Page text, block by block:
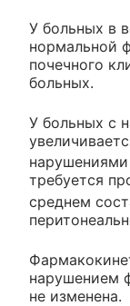
У больных в
нормальной
почечного
больных.
У больных с
требуется
среднем
нарушением
не изменена.